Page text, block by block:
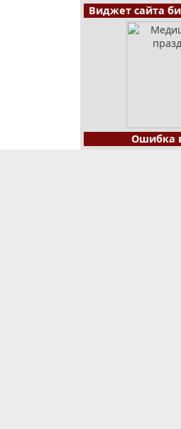
Виджет сайта
Ошибка